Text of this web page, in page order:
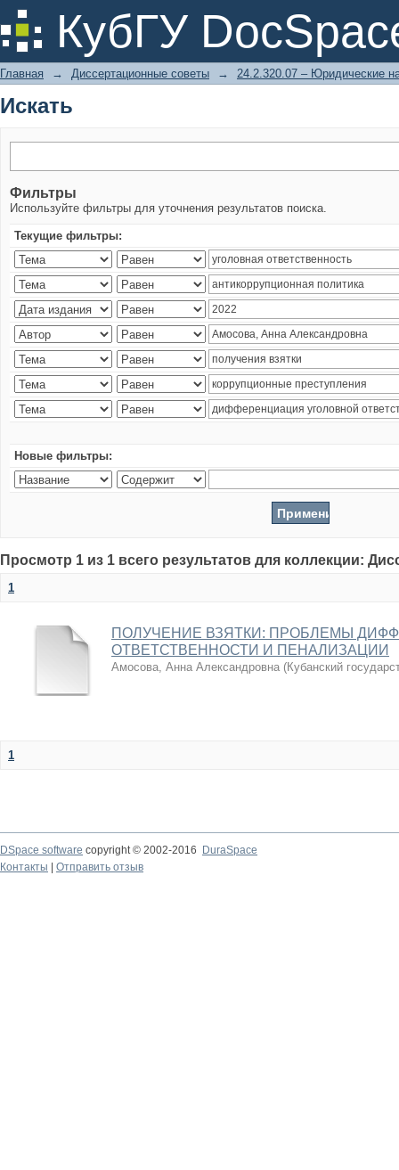
КубГУ
Искать
Главная → Диссертационные советы → 24.2.320.07 – Юридические
Искать
Фильтры
Используйте фильтры для уточнения результатов поиска.
Текущие фильтры:
Новые фильтры:
Просмотр 1 из 1 всего результатов для коллекции:
1
ПОЛУЧЕНИЕ ВЗЯТКИ: ПРОБЛЕМЫ
ОТВЕТСТВЕННОСТИ И ПЕНАЛИЗАЦИИ
Амосова, Анна Александровна (Кубанский
1
DSpace software copyright © 2002-2016
DuraSpace
Контакты
Отправить отзыв